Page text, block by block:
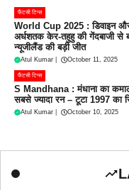
फैंटसी टिप्स
World Cup 2025 : डिवाइन
अर्धशतक केर-तहुहु की गेंदबाजी से
न्यूजीलैंड की बड़ी जीत
Atul Kumar October 11, 2025
फैंटसी टिप्स
S Mandhana : मंधाना का
सबसे ज्यादा रन – टूटा 1997 का
Atul Kumar October 10, 2025